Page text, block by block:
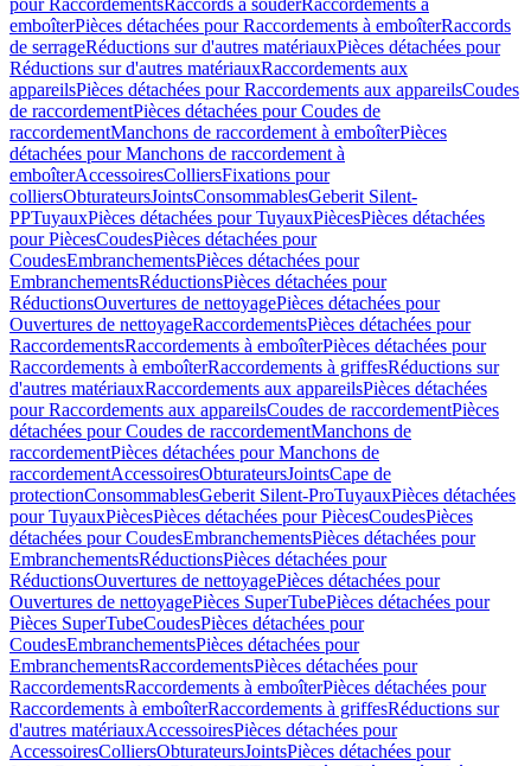
pour RaccordementsRaccords à souderRaccordements à
emboîterPièces détachées pour Raccordements à emboîterRaccords
de serrageRéductions sur d'autres matériauxPièces détachées pour
Réductions sur d'autres matériauxRaccordements aux
appareilsPièces détachées pour Raccordements aux appareilsCoudes
de raccordementPièces détachées pour Coudes de
raccordementManchons de raccordement à emboîterPièces
détachées pour Manchons de raccordement à
emboîterAccessoiresColliersFixations pour
colliersObturateursJointsConsommablesGeberit Silent-
PPTuyauxPièces détachées pour TuyauxPiècesPièces détachées
pour PiècesCoudesPièces détachées pour
CoudesEmbranchementsPièces détachées pour
EmbranchementsRéductionsPièces détachées pour
RéductionsOuvertures de nettoyagePièces détachées pour
Ouvertures de nettoyageRaccordementsPièces détachées pour
RaccordementsRaccordements à emboîterPièces détachées pour
Raccordements à emboîterRaccordements à griffesRéductions sur
d'autres matériauxRaccordements aux appareilsPièces détachées
pour Raccordements aux appareilsCoudes de raccordementPièces
détachées pour Coudes de raccordementManchons de
raccordementPièces détachées pour Manchons de
raccordementAccessoiresObturateursJointsCape de
protectionConsommablesGeberit Silent-ProTuyauxPièces détachées
pour TuyauxPiècesPièces détachées pour PiècesCoudesPièces
détachées pour CoudesEmbranchementsPièces détachées pour
EmbranchementsRéductionsPièces détachées pour
RéductionsOuvertures de nettoyagePièces détachées pour
Ouvertures de nettoyagePièces SuperTubePièces détachées pour
Pièces SuperTubeCoudesPièces détachées pour
CoudesEmbranchementsPièces détachées pour
EmbranchementsRaccordementsPièces détachées pour
RaccordementsRaccordements à emboîterPièces détachées pour
Raccordements à emboîterRaccordements à griffesRéductions sur
d'autres matériauxAccessoiresPièces détachées pour
AccessoiresColliersObturateursJointsPièces détachées pour